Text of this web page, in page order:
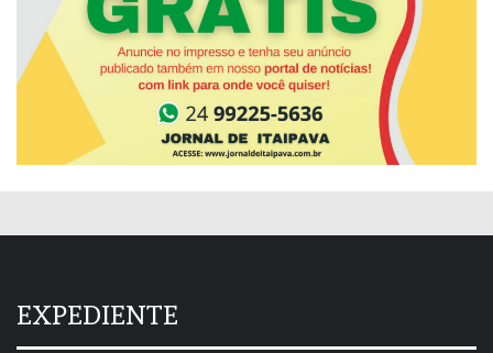
EXPEDIENTE